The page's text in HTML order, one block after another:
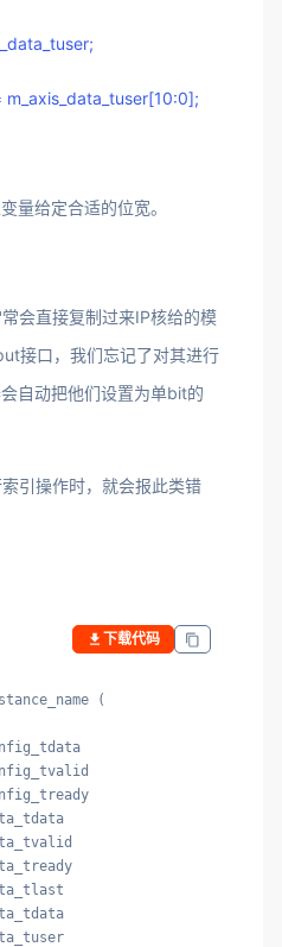
量给定合适的位宽。
会直接复制过来IP核给的模
接口，我们忘记了对其进行
自动把他们设置为单bit的
引操作时，就会报此类错
下载代码
(